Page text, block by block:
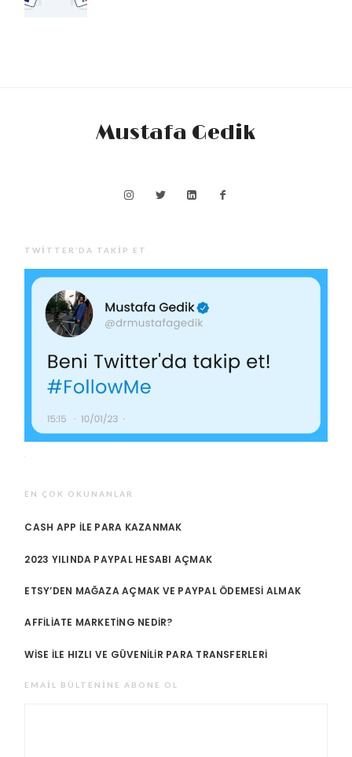
Mustafa Gedik
TWITTER’DA TAKIP ET
EN ÇOK OKUNANLAR
CASH APP ILE PARA KAZANMAK
2023 YILINDA PAYPAL HESABI AÇMAK
ETSY’DEN MAĞAZA AÇMAK VE PAYPAL ÖDEMESI ALMAK
AFFILIATE MARKETING NEDIR?
WISE ILE HIZLI VE GÜVENILIR PARA TRANSFERLERI
EMAIL BÜLTENINE ABONE OL